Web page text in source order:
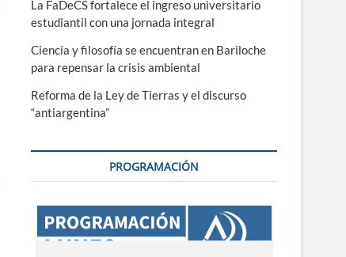
La FaDeCS fortalece el ingreso universitario
estudiantil con una jornada integral
Ciencia y filosofía se encuentran en Bariloche
para repensar la crisis ambiental
Reforma de la Ley de Tierras y el discurso
“antiargentina”
PROGRAMACIÓN